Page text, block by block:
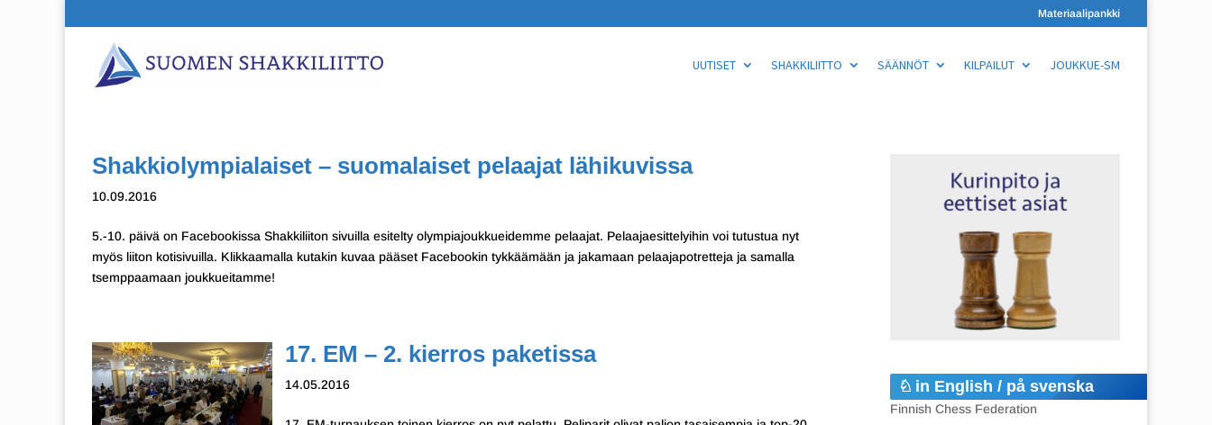
Materiaalipankki
UUTISET SHAKKILIITTO SÄÄNNÖT KILPAILUT JOUKKUE-SM
Shakkiolympialaiset – suomalaiset pelaajat lähikuvissa
10.09.2016
5.-10. päivä on Facebookissa Shakkiliiton sivuilla esitelty olympiajoukkueidemme pelaajat. Pelaajaesittelyihin voi tutustua nyt
myös liiton kotisivuilla. Klikkaamalla kutakin kuvaa pääset Facebookin tykkäämään ja jakamaan pelaajapotretteja ja samalla
tsemppaamaan joukkueitamme!
17. EM – 2. kierros paketissa
14.05.2016 in English / på svenska
Finnish Chess Federation